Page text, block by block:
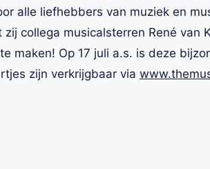
alle liefhebbers van muziek en
collega musicalsterren René van
maken! Op 17 juli a.s. is deze
zijn verkrijgbaar via